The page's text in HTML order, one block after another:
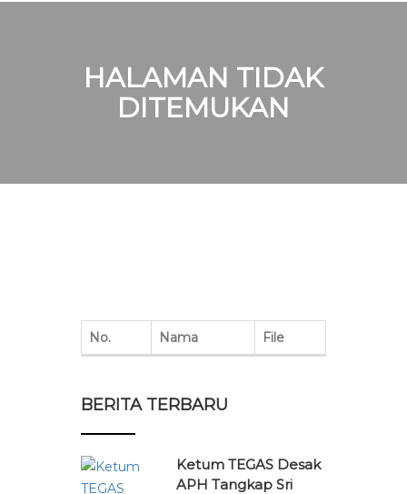
HALAMAN TIDAK
DITEMUKAN
No. Nama File
BERITA TERBARU
Ketum TEGAS Desak
APH Tangkap Sri